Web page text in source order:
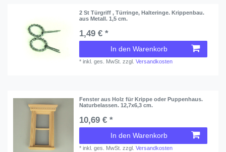
2 St Türgriff , Türringe, Halteringe. Krippenbau.
aus Metall. 1,5 cm.
1,49 € *
In den Warenkorb
*inkl. ges. MwSt. zzgl.Versandkosten
Fenster aus Holz für Krippe oder Puppenhaus.
Naturbelassen. 12,7x6,3 cm.
10,69 € *
In den Warenkorb
*inkl. ges. MwSt. zzgl.Versandkosten